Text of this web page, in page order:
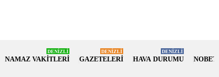
NAMAZ VAKİTLERİ
DENİZLİ
GAZETELERİ
DENİZLİ
HAVA DURUMU
DENİZLİ